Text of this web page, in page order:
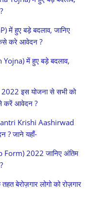
में हुए बड़े बदलाव, जानिए
कैसे करे आवेदन ?
Yojna) में हुए बड़े बदलाव,
इस योजना से सभी को
करें आवेदन ?
Krishi Aashirwad
? जाने यहाँ-
Form) 2022 जानिए अंतिम
बेरोज़गार लोगो को रोज़गार